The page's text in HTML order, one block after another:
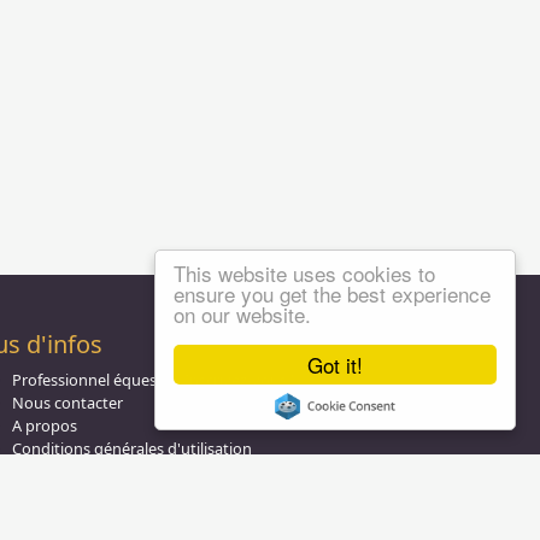
Got it!
This website uses cookies to
ensure you get the best experience
on our website.
d'infos
Professionnel équestre, Inscrivez-vous !
Nous contacter
A propos
Conditions générales d'utilisation